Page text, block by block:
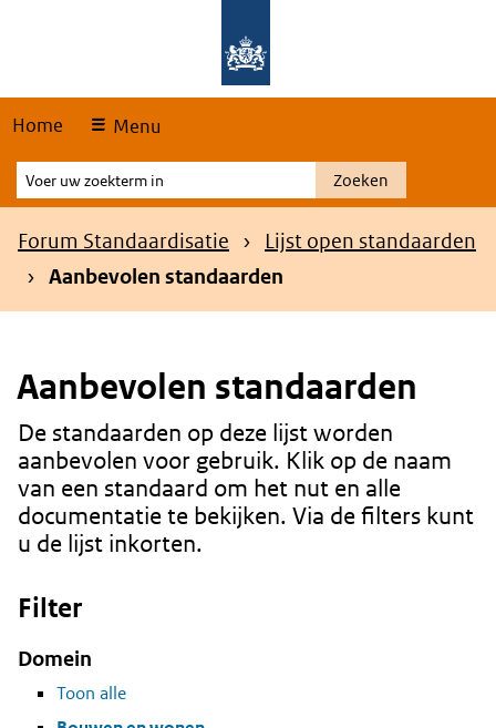
Home Menu
Voer
uw
zoekterm
Zoeken
Kruimelpad
Forum Standaardisatie
Lijst open standaarden
Aanbevolen standaarden
Aanbevolen standaarden
Content
De standaarden op deze lijst worden
aanbevolen voor gebruik. Klik op de naam
van een standaard om het nut en alle
documentatie te bekijken. Via de filters kunt
u de lijst inkorten.
Filter
Domein
Toon alle